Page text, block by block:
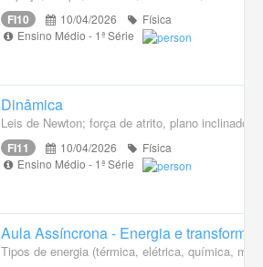
FI10 10/04/2026
Física
Ensino Médio - 1ª Série
Dinâmica
Leis de Newton; força de atrito, plano inclinado,
FI11 10/04/2026
Física
Ensino Médio - 1ª Série
Aula Assíncrona - Energia e
Tipos de energia (térmica, elétrica, química,